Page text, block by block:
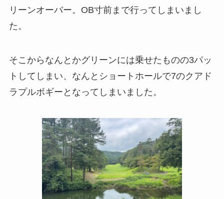
リーンオーバー。OB寸前まで行ってしまいまし
た。
そこからなんとかグリーンには乗せたものの3パッ
トしてしまい、なんとショートホールで7のクアド
ラプルボギーとなってしまいました。